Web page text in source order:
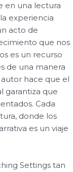
en una lectura
experiencia
acto de
que nos
es un recurso
de una manera
hace que el
garantiza que
Cada
donde los
es un viaje
Settings tan